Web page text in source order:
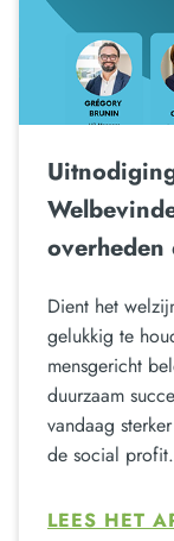
Dient het
gelukkig te
mensgericht
duurzaam
vandaag
de social profit.
LEES HET